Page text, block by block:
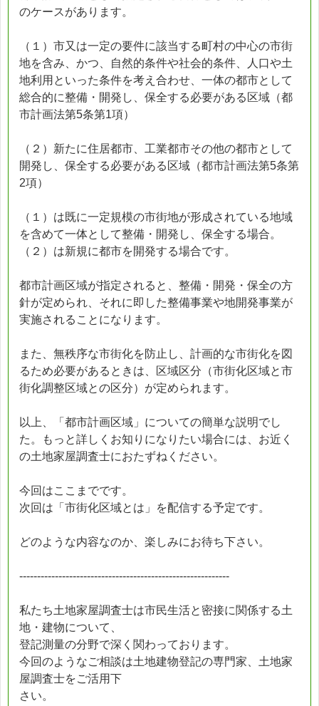
のケースがあります。
（１）市又は一定の要件に該当する町村の中心の市街
地を含み、かつ、自然的条件や社会的条件、人口や土
地利用といった条件を考え合わせ、一体の都市として
総合的に整備・開発し、保全する必要がある区域（都
市計画法第5条第1項）
（２）新たに住居都市、工業都市その他の都市として
開発し、保全する必要がある区域（都市計画法第5条第
2項）
（１）は既に一定規模の市街地が形成されている地域
を含めて一体として整備・開発し、保全する場合。
（２）は新規に都市を開発する場合です。
都市計画区域が指定されると、整備・開発・保全の方
針が定められ、それに即した整備事業や地開発事業が
実施されることになります。
また、無秩序な市街化を防止し、計画的な市街化を図
るため必要があるときは、区域区分（市街化区域と市
街化調整区域との区分）が定められます。
以上、「都市計画区域」についての簡単な説明でし
た。もっと詳しくお知りになりたい場合には、お近く
の土地家屋調査士におたずねください。
今回はここまでです。
次回は「市街化区域とは」を配信する予定です。
どのような内容なのか、楽しみにお待ち下さい。
-----------------------------------------------------------
私たち土地家屋調査士は市民生活と密接に関係する土
地・建物について、
登記測量の分野で深く関わっております。
今回のようなご相談は土地建物登記の専門家、土地家
屋調査士をご活用下
さい。